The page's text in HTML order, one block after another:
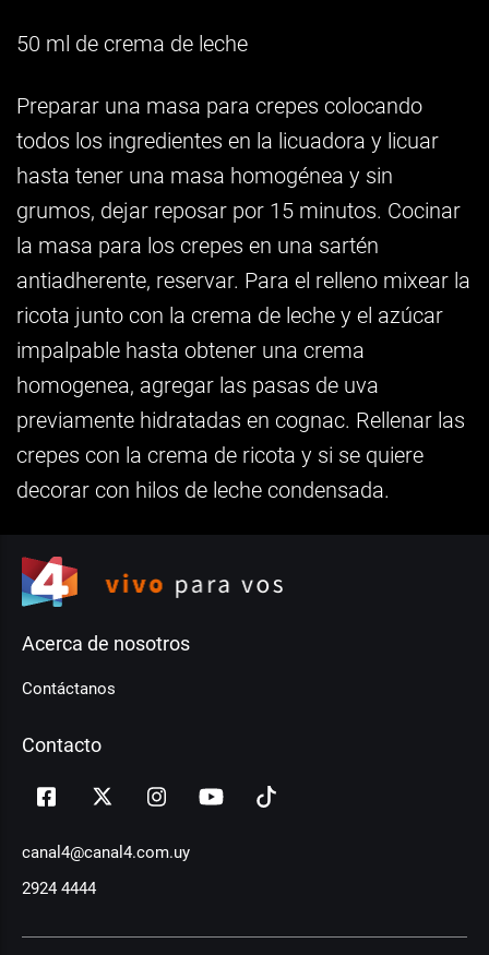
50 ml de crema de leche
Preparar una masa para crepes colocando
todos los ingredientes en la licuadora y licuar
hasta tener una masa homogénea y sin
grumos, dejar reposar por 15 minutos. Cocinar
la masa para los crepes en una sartén
antiadherente, reservar. Para el relleno mixear la
ricota junto con la crema de leche y el azúcar
impalpable hasta obtener una crema
homogenea, agregar las pasas de uva
previamente hidratadas en cognac. Rellenar las
crepes con la crema de ricota y si se quiere
decorar con hilos de leche condensada.
Acerca de nosotros
Contáctanos
Contacto
canal4@canal4.com.uy
2924 4444